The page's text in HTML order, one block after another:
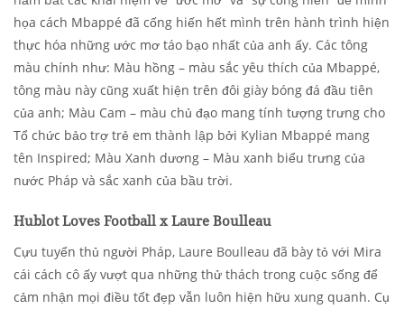
họa cách Mbappé đã cống hiến hết mình trên hành trình hiện
thực hóa những ước mơ táo bạo nhất của anh ấy. Các tông
màu chính như: Màu hồng – màu sắc yêu thích của Mbappé,
tông màu này cũng xuất hiện trên đôi giày bóng đá đầu tiên
của anh; Màu Cam – màu chủ đạo mang tính tượng trưng cho
Tổ chức bảo trợ trẻ em thành lập bởi Kylian Mbappé mang
tên Inspired; Màu Xanh dương – Màu xanh biểu trưng của
nước Pháp và sắc xanh của bầu trời.
Hublot Loves Football x Laure Boulleau
Cựu tuyển thủ người Pháp, Laure Boulleau đã bày tỏ với Mira
cái cách cô ấy vượt qua những thử thách trong cuộc sống để
cảm nhận mọi điều tốt đẹp vẫn luôn hiện hữu xung quanh. Cụ